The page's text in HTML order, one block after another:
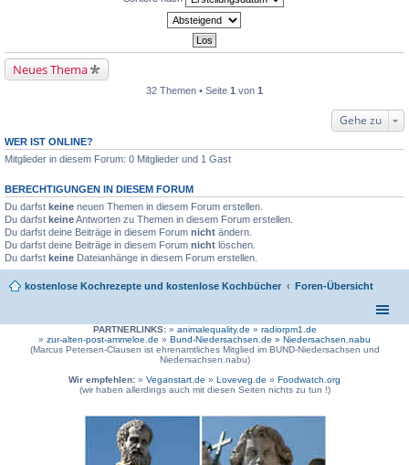
Neues Thema
32 Themen • Seite 1 von 1
Gehe zu
WER IST ONLINE?
Mitglieder in diesem Forum: 0 Mitglieder und 1 Gast
BERECHTIGUNGEN IN DIESEM FORUM
Du darfst keine neuen Themen in diesem Forum erstellen.
Du darfst keineAntworten zu Themen in diesem Forum erstellen.
Du darfst deine Beiträge in diesem Forum nicht ändern.
Du darfst deine Beiträge in diesem Forum nicht löschen.
Du darfst keine Dateianhänge in diesem Forum erstellen.
kostenlose Kochrezepte und kostenlose Kochbücher Foren-Übersicht
PARTNERLINKS:» animalequality.de » radiorpm1.de
» zur-alten-post-ammeloe.de » Bund-Niedersachsen.de » Niedersachsen.nabu
(Marcus Petersen-Clausen ist ehrenamtliches Mitglied im BUND-Niedersachsen und
Niedersachsen.nabu)
Wir empfehlen: » Veganstart.de » Loveveg.de » Foodwatch.org
(wir haben allerdings auch mit diesen Seiten nichts zu tun !)